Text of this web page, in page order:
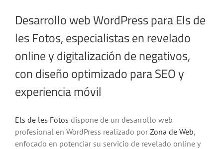
Desarrollo web WordPress para Els de
les Fotos, especialistas en revelado
online y digitalización de negativos,
con diseño optimizado para SEO y
experiencia móvil
Els de les Fotos dispone de un desarrollo web
profesional en WordPress realizado por Zona de Web,
enfocado en potenciar su servicio de revelado online y